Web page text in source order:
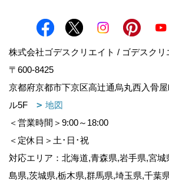
株式会社ゴデスクリエイト / ゴデスクリ
〒600-8425
京都府京都市下京区高辻通烏丸西入骨
ル5F
地図
＜営業時間＞9:00～18:00
＜定休日＞土･日･祝
対応エリア：北海道,青森県,岩手県,宮城
島県,茨城県,栃木県,群馬県,埼玉県,千葉